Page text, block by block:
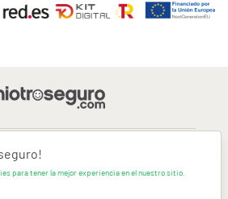
AVISO LEGAL
GENERALES DE USO
para tener la mejor experiencia en el nuestro sitio.